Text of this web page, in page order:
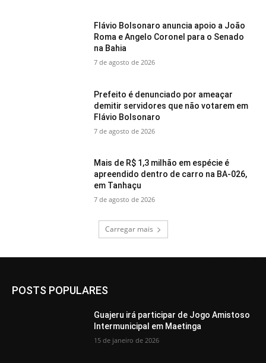
Flávio Bolsonaro anuncia apoio a João
Roma e Angelo Coronel para o Senado
na Bahia
7 de agosto de 2026
Prefeito é denunciado por ameaçar
demitir servidores que não votarem em
Flávio Bolsonaro
7 de agosto de 2026
Mais de R$ 1,3 milhão em espécie é
apreendido dentro de carro na BA-026,
em Tanhaçu
7 de agosto de 2026
Carregar mais
POSTS POPULARES
Guajeru irá participar de Jogo Amistoso
Intermunicipal em Maetinga
15 de janeiro de 2026